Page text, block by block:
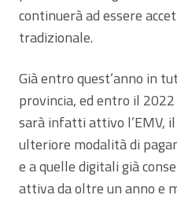
continuerà ad essere
tradizionale.
Già entro quest’anno in
provincia, ed entro il
sarà infatti attivo l’EMV,
ulteriore modalità di
e a quelle digitali già
attiva da oltre un anno e